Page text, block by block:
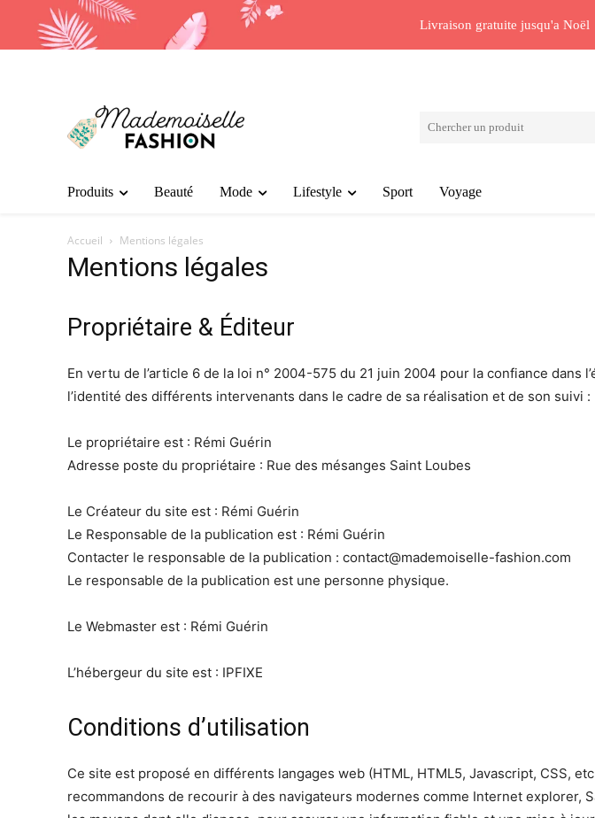
Livraison gratuite jusqu'a Noël
Produits Beauté Mode Lifestyle Sport Voyage
Accueil Mentions légales
Mentions légales
Propriétaire & Éditeur
En vertu de l’article 6 de la loi n° 2004-575 du 21 juin 2004 pour la confiance
l’identité des différents intervenants dans le cadre de sa réalisation et de son suivi :
Le propriétaire est : Rémi Guérin
Adresse poste du propriétaire : Rue des mésanges Saint Loubes
Le Créateur du site est : Rémi Guérin
Le Responsable de la publication est : Rémi Guérin
Contacter le responsable de la publication : contact@mademoiselle-fashion.com
Le responsable de la publication est une personne physique.
Le Webmaster est : Rémi Guérin
L’hébergeur du site est : IPFIXE
Conditions d’utilisation
Ce site est proposé en différents langages web (HTML, HTML5, Javascript, CSS,
recommandons de recourir à des navigateurs modernes comme Internet